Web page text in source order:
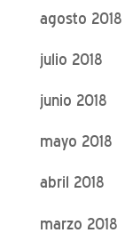
agosto 2018
julio 2018
junio 2018
mayo 2018
abril 2018
marzo 2018